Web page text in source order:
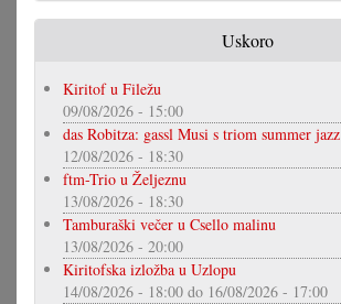
Uskoro
Kiritof u Filežu
09/08/2026 - 15:00
das Robitza: gassl Musi s triom summer jazz
12/08/2026 - 18:30
ftm-Trio u Željeznu
13/08/2026 - 18:30
Tamburaški večer u Csello malinu
13/08/2026 - 20:00
Kiritofska izložba u Uzlopu
14/08/2026 - 18:00 do 16/08/2026 - 17:00